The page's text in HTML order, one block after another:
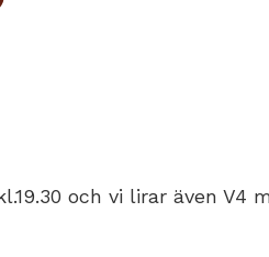
och vi lirar även V4